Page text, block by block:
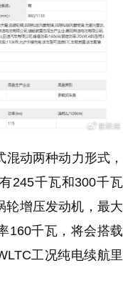
动两种动力形式，
245千瓦和300千瓦
轮增压发动机，最大
160千瓦，将会搭载
工况纯电续航里